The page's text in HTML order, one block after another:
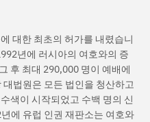
대한 최초의 허가를 내렸습니
년에 러시아의 여호와의 증
후 최대 290,000 명이 예배에
법원은 모든 법인을 청산하고
색이 시작되었고 수백 명의 신
에 유럽 인권 재판소는 여호와